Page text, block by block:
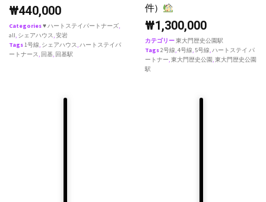
₩440,000
Categories♥ ハートステイパートナーズ,
all, シェアハウス,安岩
Tags1号線, シェアハウス,ハートステイパ
ートナース, 回基, 回基駅
件）
₩1,300,000
カテゴリー東大門歴史公園駅
Tags2号線,4号線, 5号線,ハートステイ パ
ートナー,東大門歴史公園 ,東大門歴史公園
駅